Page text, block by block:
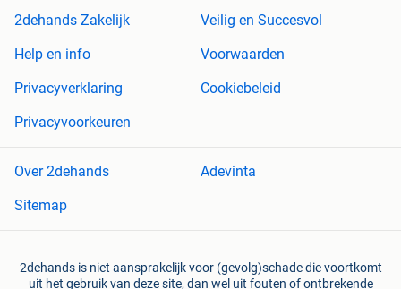
2dehands Zakelijk
Veilig en Succesvol
Help en info
Voorwaarden
Privacyverklaring
Cookiebeleid
Privacyvoorkeuren
Over 2dehands
Adevinta
Sitemap
2dehands is niet aansprakelijk voor (gevolg)schade die voortkomt
uit het gebruik van deze site, dan wel uit fouten of ontbrekende